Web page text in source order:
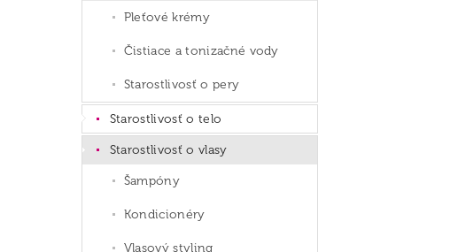
Pleťové krémy
Čistiace a tonizačné vody
Starostlivosť o pery
Starostlivosť o telo
Starostlivosť o vlasy
Šampóny
Kondicionéry
Vlasový styling